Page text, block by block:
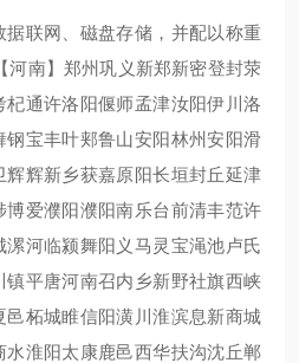
联网、磁盘存储，并配以称重
河南】郑州巩义新郑新密登封荥
通许洛阳偃师孟津汝阳伊川洛
宝丰叶郏鲁山安阳林州安阳滑
辉新乡获嘉原阳长垣封丘延津
爱濮阳濮阳南乐台前清丰范许
河临颍舞阳义马灵宝渑池卢氏
平唐河南召内乡新野社旗西峡
柘城睢信阳潢川淮滨息新商城
淮阳太康鹿邑西华扶沟沈丘郸